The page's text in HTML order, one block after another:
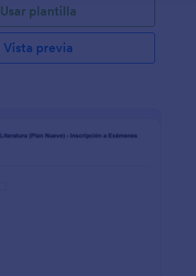
Usar plantilla
Vista previa